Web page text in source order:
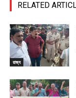
RELATED
রাজ্য